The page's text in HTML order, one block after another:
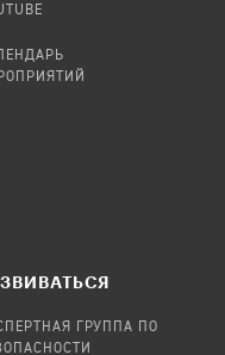
ГРУППА ПО